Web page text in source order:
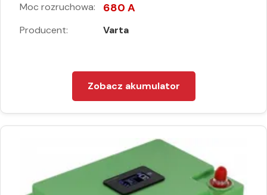
Moc rozruchowa: 680 A
Producent: Varta
Zobacz akumulator